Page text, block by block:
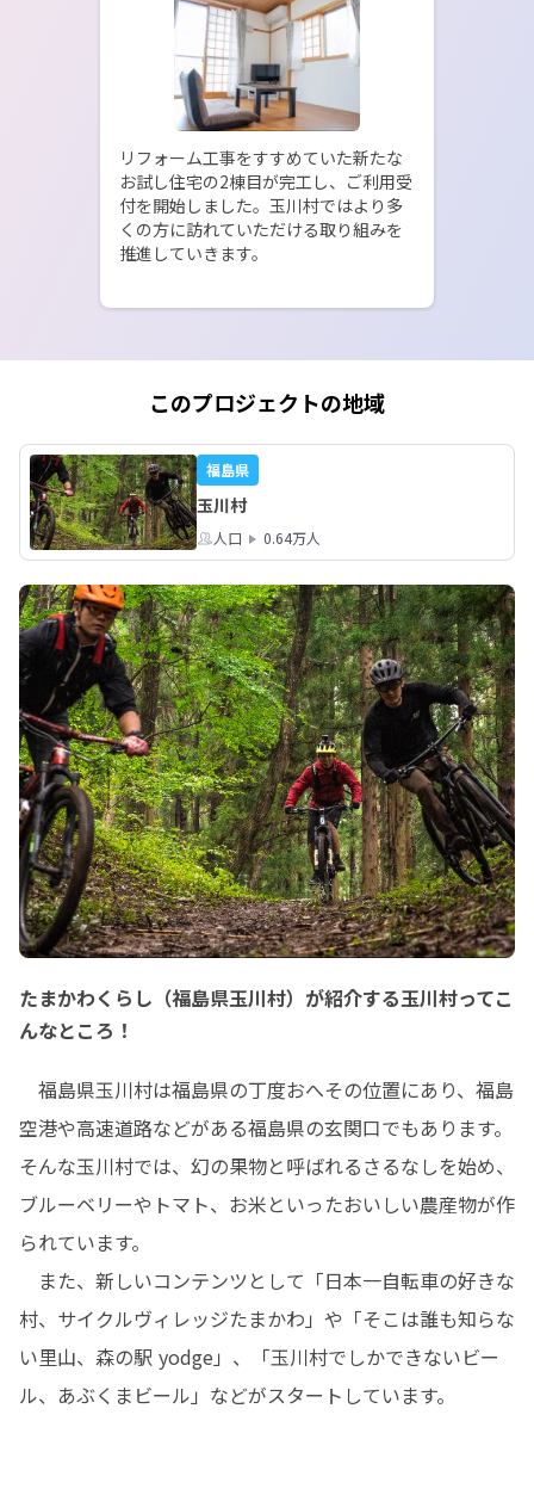
リフォーム工事をすすめていた新たな
お試し住宅の2棟目が完工し、ご利用受
付を開始しました。玉川村ではより多
くの方に訪れていただける取り組みを
推進していきます。
このプロジェクトの地域
福島県
玉川村
人口 0.64万人
たまかわくらし（福島県玉川村）が紹介する玉川村ってこ
んなところ！
福島県玉川村は福島県の丁度おへその位置にあり、福島
空港や高速道路などがある福島県の玄関口でもあります。
そんな玉川村では、幻の果物と呼ばれるさるなしを始め、
ブルーベリーやトマト、お米といったおいしい農産物が作
られています。
また、新しいコンテンツとして「日本一自転車の好きな
村、サイクルヴィレッジたまかわ」や「そこは誰も知らな
い里山、森の駅 yodge」、「玉川村でしかできないビー
ル、あぶくまビール」などがスタートしています。